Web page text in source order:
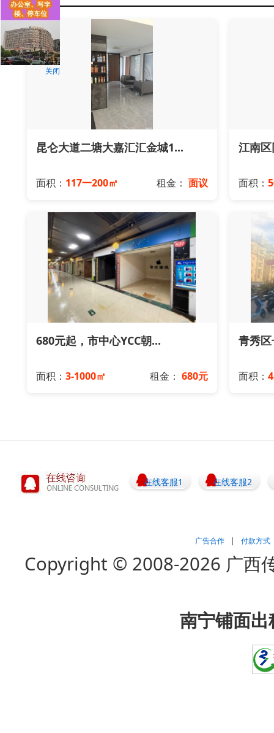
昆仑大道二塘大嘉汇汇金城1...
面积： 117一200㎡ 租金： 面议
江南
面积：
680元起，市中心YCC朝...
面积： 3-1000㎡ 租金： 680元
青秀
面积：
在线客服1 在线客服2
广告合作 | 付款方式
Copyright © 2008-2026 广西
南宁铺面出
关闭